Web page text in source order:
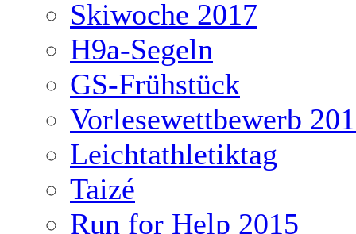
Skiwoche 2017
H9a-Segeln
GS-Frühstück
Vorlesewettbewerb
Leichtathletiktag
Taizé
Run for Help 2015